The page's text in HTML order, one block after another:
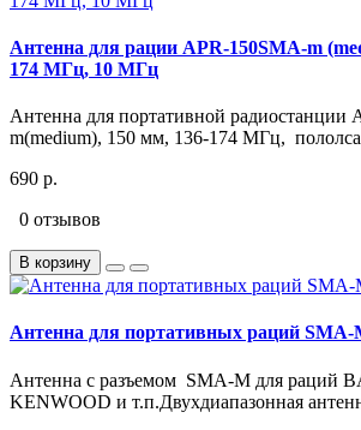
Антенна для рации APR-150SMA-m
174 MГц, 10 MГц
Антенна для портативной радиостанции
m(medium), 150 мм, 136-174 MГц,
690 р.
0 отзывов
В корзину
Антенна для портативных раций SMA-
Антенна с разъемом SMA-M для раций
KENWOOD и т.п.Двухдиапазонная